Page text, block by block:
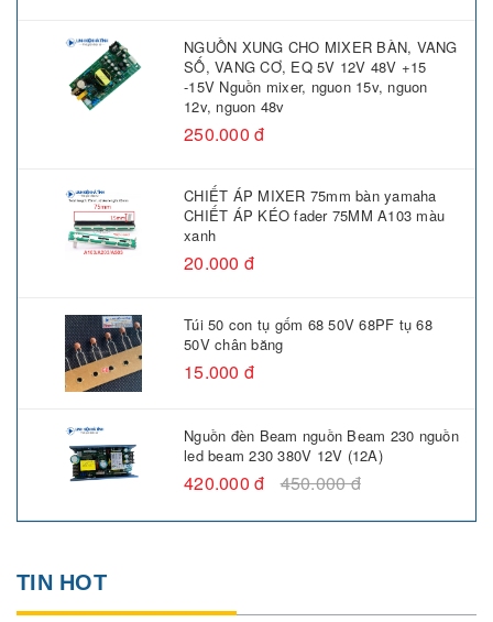
NGUỒN XUNG CHO MIXER BÀN, VANG
SỐ, VANG CƠ, EQ 5V 12V 48V +15
-15V Nguồn mixer, nguon 15v, nguon
12v, nguon 48v
250.000 đ
CHIẾT ÁP MIXER 75mm bàn yamaha
CHIẾT ÁP KÉO fader 75MM A103 màu
xanh
20.000 đ
Túi 50 con tụ gốm 68 50V 68PF tụ 68
50V chân băng
15.000 đ
Nguồn đèn Beam nguồn Beam 230 nguồn
led beam 230 380V 12V (12A)
420.000 đ 450.000 đ
TIN HOT